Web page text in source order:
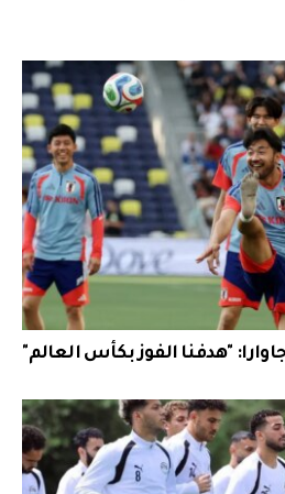
"هدفنا الفوز بكأس العالم"